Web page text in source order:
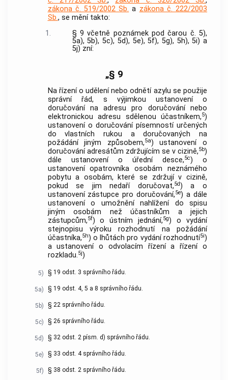
zákona č. 519/2002 Sb. a zákona č. 222/2003
Sb., se mění takto:
1.
§ 9 včetně poznámek pod čarou č. 5),
5a), 5b), 5c), 5d), 5e), 5f), 5g), 5h), 5i) a
5j) zní:
„§ 9
Na řízení o udělení nebo odnětí azylu se použije
správní řád, s výjimkou ustanovení o
doručování na adresu pro doručování nebo
elektronickou adresu sdělenou účastníkem,5)
ustanovení o doručování písemností určených
do vlastních rukou a doručovaných na
požádání jiným způsobem,5a) ustanovení o
doručování adresátům zdržujícím se v cizině,5b)
dále ustanovení o úřední desce,5c) o
ustanovení opatrovníka osobám neznámého
pobytu a osobám, které se zdržují v cizině,
pokud se jim nedaří doručovat,5d) a o
ustanovení zástupce pro doručování,5e) a dále
ustanovení o umožnění nahlížení do spisu
jiným osobám než účastníkům a jejich
zástupcům,5f) o ústním jednání,5g) o vydání
stejnopisu výroku rozhodnutí na požádání
účastníka,5h) o lhůtách pro vydání rozhodnutí5i)
a ustanovení o odvolacím řízení a řízení o
rozkladu.5j)
5) § 19 odst. 3 správního řádu.
5a) § 19 odst. 4, 5 a 8 správního řádu.
5b) § 22 správního řádu.
5c) § 26 správního řádu.
5d) § 32 odst. 2 písm. d) správního řádu.
5e) § 33 odst. 4 správního řádu.
5f) § 38 odst. 2 správního řádu.